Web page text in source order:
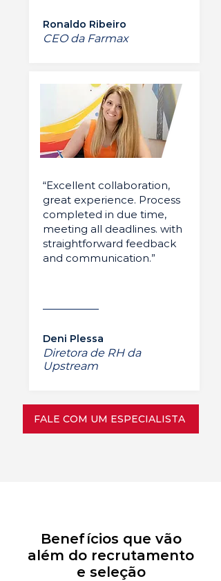
Ronaldo Ribeiro
CEO da Farmax
“Excellent collaboration,
great experience. Process
completed in due time,
meeting all deadlines. with
straightforward feedback
and communication.”
Deni Plessa
Diretora de RH da
Upstream
FALE COM UM ESPECIALISTA
Benefícios que vão
além do recrutamento
e seleção